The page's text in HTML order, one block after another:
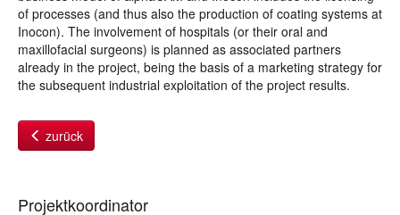
of processes (and thus also the production of coating systems at
Inocon). The involvement of hospitals (or their oral and
maxillofacial surgeons) is planned as associated partners
already in the project, being the basis of a marketing strategy for
the subsequent industrial exploitation of the project results.
zurück
Projektkoordinator